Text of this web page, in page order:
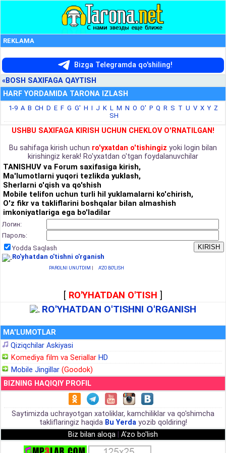
REKLAMA
Bizga Telegramda qo'shiling!
«BOSH SAXIFAGA QAYTISH
HARF YORDAMIDA TARONA IZLASH
1-9 A B CH D E F G G' H I J K L M N O O' P Q R S T U V X Y Z
SH
USHBU SAXIFAGA KIRISH UCHUN CHEKLOV O'RNATILGAN!
Bu sahifaga kirish uchun ro'yxatdan o'tishingiz yoki login bilan
kirishingiz kerak! Ro'yxatdan o'tgan foydalanuvchilar
TANISHUV va Forum saxifasiga kirish,
Ma'lumotlarni yuqori tezlikda yuklash,
Sherlarni o'qish va qo'shish
Mobile telifon uchun turli hil yuklamalarni ko'chirish,
O'z fikr va takliflarini boshqalar bilan almashish
imkoniyatlariga ega bo'ladilar
Логин:
Пароль:
Yodda Saqlash
Ro'yhatdan o'tishni o'rganish
PAROLNI UNUTDIM | A'ZO BO'LISH
[ RO'YHATDAN O'TISH ]
RO'YHATDAN O'TISHNI O'RGANISH
MA'LUMOTLAR
Qiziqchilar Askiyasi
Komediya film va Seriallar HD
Mobile Jingillar (Goodok)
BIZNING HAQIQIY PROFIL
Saytimizda uchrayotgan xatoliklar, kamchiliklar va qo'shimcha
takliflaringiz haqida Bu Yerdayozib qoldiring!
Biz bilan aloqa
A'zo bo'lish